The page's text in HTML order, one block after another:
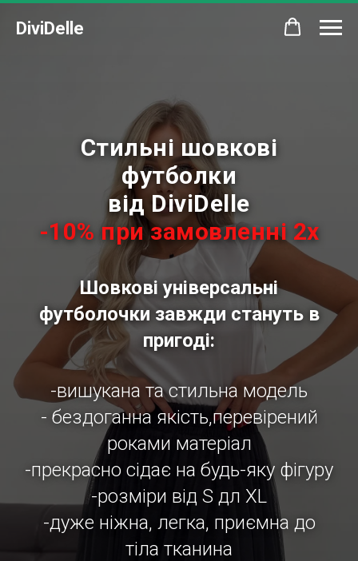
DiviDelle
Стильні шовкові
футболки
від DiviDelle
-10% при замовленні 2х
Шовкові універсальні
футболочки завжди стануть в
пригоді:
-вишукана та стильна модель
- бездоганна якість,перевірений
роками матеріал
-прекрасно сідає на будь-яку фігуру
-розміри від S дл XL
-дуже ніжна, легка, приємна до
тіла тканина